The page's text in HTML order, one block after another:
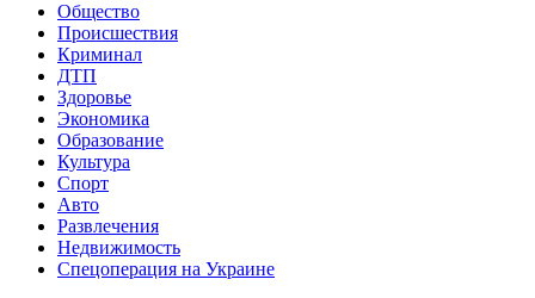
Общество
Происшествия
Криминал
ДТП
Здоровье
Экономика
Образование
Культура
Спорт
Авто
Развлечения
Недвижимость
Спецоперация на Украине